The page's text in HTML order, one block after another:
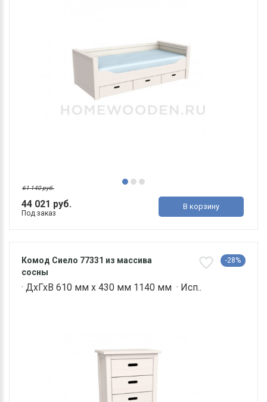
44 021 руб.
61 140 руб.
Под заказ
В корзину
Комод Сиело 77331 из массива
сосны
-28%
· ДхГхВ 610 мм х 430 мм 1140 мм · Исп..